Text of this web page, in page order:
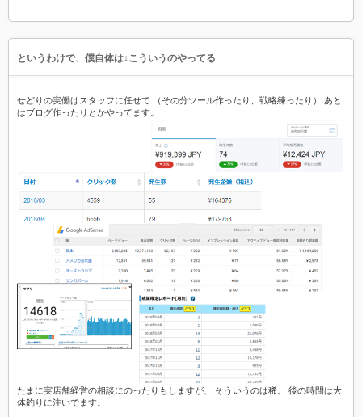
というわけで、僕自体は↓こういうのやってる
せどりの実働はスタッフに任せて （その分ツール作ったり、戦略練ったり） あと
はブログ作ったりとかやってます。
たまに実店舗経営の相談にのったりもしますが、 そういうのは稀。 後の時間は大
体釣りに注いでます。